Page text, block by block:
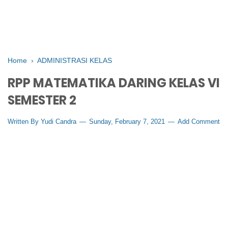
Home › ADMINISTRASI KELAS
RPP MATEMATIKA DARING KELAS VI
SEMESTER 2
Written By Yudi Candra Sunday, February 7, 2021 Add Comment